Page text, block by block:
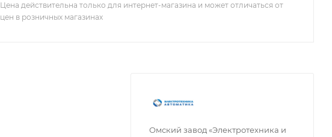
Цена действительна только для интернет-магазина и может отличаться от
цен в розничных магазинах
Омский завод «Электротехника и